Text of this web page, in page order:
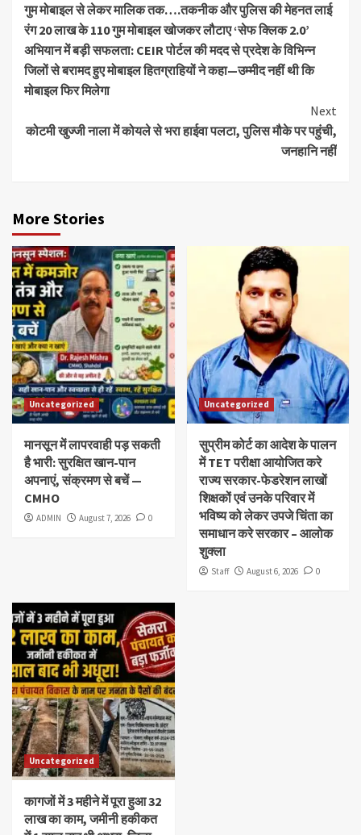
गुम मोबाइल से लेकर मालिक तक….तकनीक और पुलिस की मेहनत लाई
रंग 20 लाख के 110 गुम मोबाइल खोजकर लौटाए ‘सेफ क्लिक 2.0’
अभियान में बड़ी सफलता: CEIR पोर्टल की मदद से प्रदेश के विभिन्न
जिलों से बरामद हुए मोबाइल हितग्राहियों ने कहा—उम्मीद नहीं थी कि
मोबाइल फिर मिलेगा
Next
कोटमी खुज्जी नाला में कोयले से भरा हाईवा पलटा, पुलिस मौके पर पहुंची,
जनहानि नहीं
More Stories
Uncategorized
मानसून में लापरवाही पड़ सकती
है भारी: सुरक्षित खान-पान
अपनाएं, संक्रमण से बचें —
CMHO
ADMIN August 7, 2026 0
Uncategorized
सुप्रीम कोर्ट का आदेश के पालन
में TET परीक्षा आयोजित करे
राज्य सरकार-फेडरेशन लाखों
शिक्षकों एवं उनके परिवार में
भविष्य को लेकर उपजे चिंता का
समाधान करे सरकार – आलोक
शुक्ला
Staff August 6, 2026 0
Uncategorized
कागजों में 3 महीने में पूरा हुआ 32
लाख का काम, जमीनी हकीकत